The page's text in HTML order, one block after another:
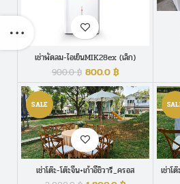
เช่าพัดลม-ไอเย็นMIK28ex (เล็ก)
900.0฿ 800.0฿
SALE
เช่าโต๊ะ-โต๊ะจีน+เก้าอี้ชิวารี_ครอส
แบ็ค_Crossback
เช่าโ